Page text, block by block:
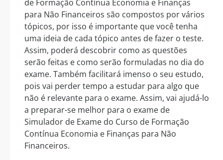
de Formação Contínua Economia e Finanças
para Não Financeiros são compostos por vários
tópicos, por isso é importante que você tenha
uma ideia de cada tópico antes de fazer o teste.
Assim, poderá descobrir como as questões
serão feitas e como serão formuladas no dia do
exame. Também facilitará imenso o seu estudo,
pois vai perder tempo a estudar para algo que
não é relevante para o exame. Assim, vai ajudá-lo
a preparar-se melhor para o exame de
Simulador de Exame do Curso de Formação
Contínua Economia e Finanças para Não
Financeiros.